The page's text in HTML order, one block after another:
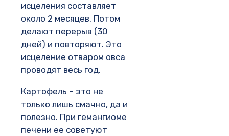
исцеления составляет
около 2 месяцев. Потом
делают перерыв (30
дней) и повторяют. Это
исцеление отваром овса
проводят весь год.
Картофель – это не
только лишь смачно, да и
полезно. При гемангиоме
печени ее советуют